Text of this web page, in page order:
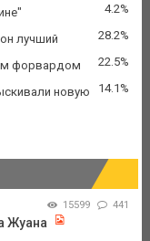
4.2%
лучший 28.2%
форвардом 22.5%
новую
14.1%
15599 441
Жуана